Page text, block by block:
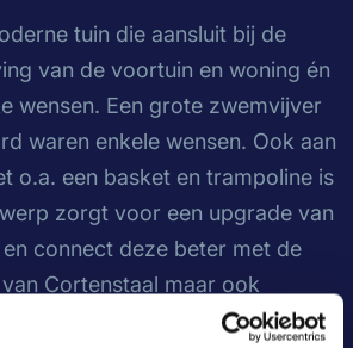
tuin die aansluit bij de
van de voortuin en woning én
wensen. Een grote zwemvijver
waren enkele wensen. Ook aan
o.a. een basket en trampoline is
zorgt voor een upgrade van
connect deze beter met de
Cortenstaal maar ook
en materialen spreekt aan en